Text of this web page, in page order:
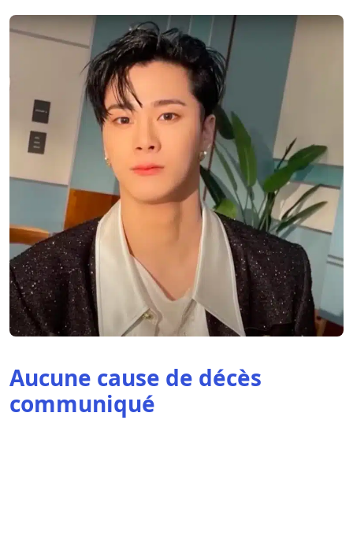
Aucune cause de décès
communiqué